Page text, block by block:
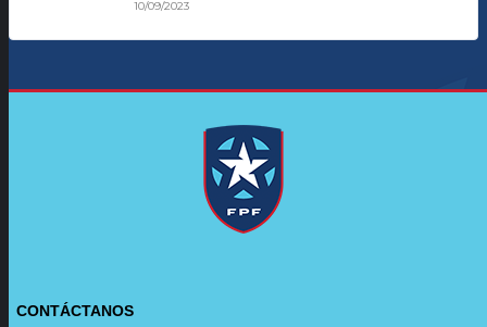
10/09/2023
CONTÁCTANOS